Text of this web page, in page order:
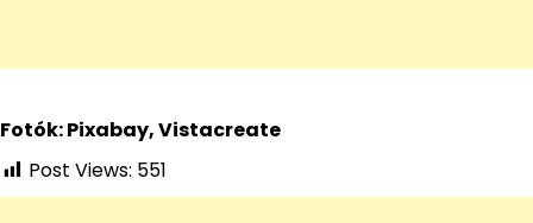
Fotók: Pixabay, Vistacreate
Post Views: 551